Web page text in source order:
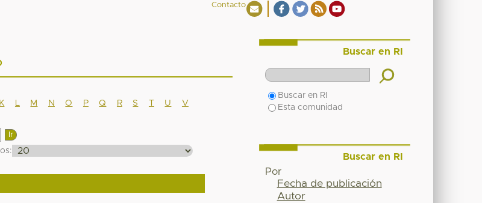
Contacto
K M N O P Q R S T U
V
Buscar en RI
Buscar en RI
Esta comunidad
Buscar en RI
Por
Fecha de publicación
Autor